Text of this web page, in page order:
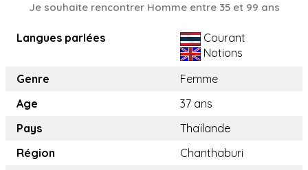
Je souhaite rencontrer Homme entre 35 et 99 ans
Langues parlées
Courant
Notions
Genre
Femme
Age
37 ans
Pays
Thaïlande
Région
Chanthaburi